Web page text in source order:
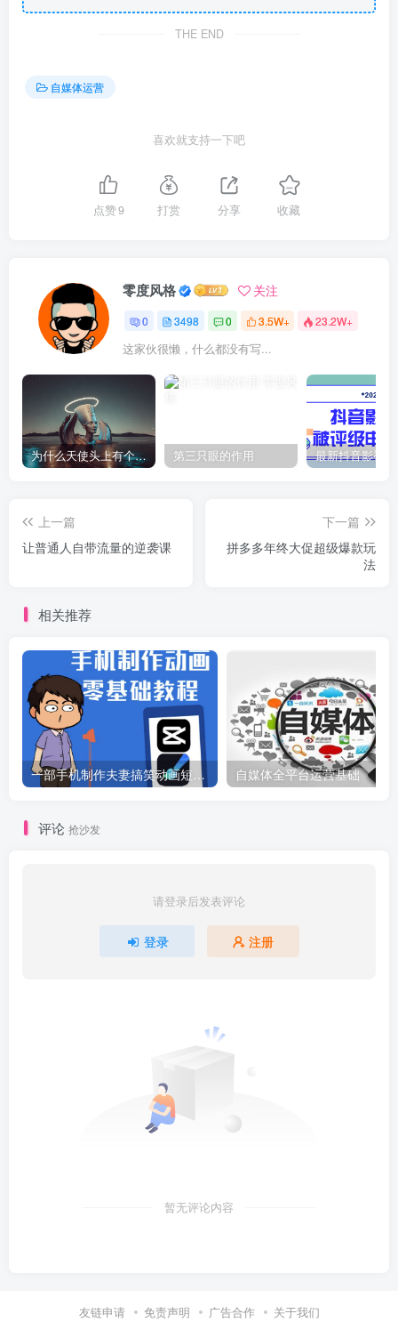
THE END
自媒体运营
喜欢就支持一下吧
点赞9 打赏 分享 收藏
零度风格 关注
0 3498 0 3.5W+ 23.2W+
这家伙很懒，什么都没有写...
为什么天使头上有个圈？ 第三只眼的作用
上一篇
让普通人自带流量的逆袭课
下一篇
拼多多年终大促超级爆款玩
法
相关推荐
一部手机制作夫妻搞笑动画短视频教程，零基础也能快速上手 自媒体全平台运营基础
评论 抢沙发
请登录后发表评论
登录 注册
暂无评论内容
友链申请 免责声明 广告合作 关于我们